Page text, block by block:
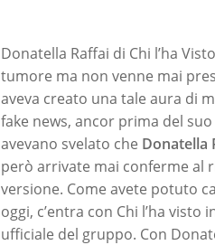
Donatella Raffai di Chi l’ha
tumore ma non venne mai
aveva creato una tale aura di
fake news, ancor prima del
avevano svelato che Donatella
però arrivate mai conferme al
versione. Come avete potuto
oggi, c’entra con Chi l’ha
ufficiale del gruppo. Con